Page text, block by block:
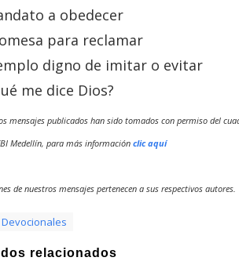
a obedecer
para reclamar
digno de imitar o evitar
me dice Dios?
mensajes publicados han sido tomados con permiso del
Medellín, para más información clic aquí
de nuestros mensajes pertenecen a sus respectivos autores.
Devocionales
relacionados